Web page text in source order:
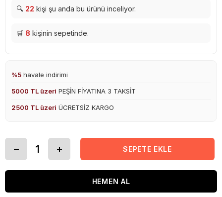
🔍 22 kişi şu anda bu ürünü inceliyor.
🛒 8 kişinin sepetinde.
%5 havale indirimi
5000 TL üzeri PEŞİN FİYATINA 3 TAKSİT
2500 TL üzeri ÜCRETSİZ KARGO